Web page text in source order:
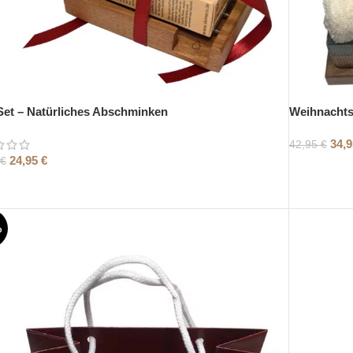
– Natürliches Abschminken
€ 24,95 €
42,95€